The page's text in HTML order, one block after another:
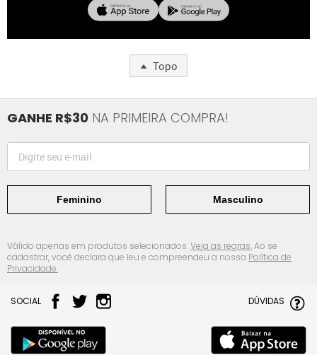
Topo
GANHE R$30 NA PRIMEIRA COMPRA!
Feminino Masculino
Válido apenas em produtos selecionados.Veja as regras.Ao se
cadastrar, você declara que leu e compreendeu a nossa Política de
Privacidade.
SOCIAL DÚVIDAS